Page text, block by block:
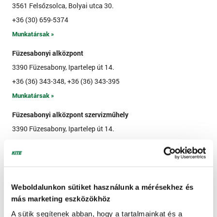
Weboldalunkon sütiket használunk a mérésekhez és
más marketing eszközökhöz
A sütik segítenek abban, hogy a tartalmainkat és a
3561 Felsőzsolca, Bolyai utca 30.
+36 (30) 659-5374
Munkatársak »
Füzesabonyi alközpont
3390 Füzesabony, Ipartelep út 14.
+36 (36) 343-348, +36 (36) 343-395
Munkatársak »
Füzesabonyi alközpont szervizműhely
3390 Füzesabony, Ipartelep út 14.
Munkatársak »
9028 Győr, Külső Veszprémi u. 7.
+36 (96) 517-537, +36 (96) 517-538